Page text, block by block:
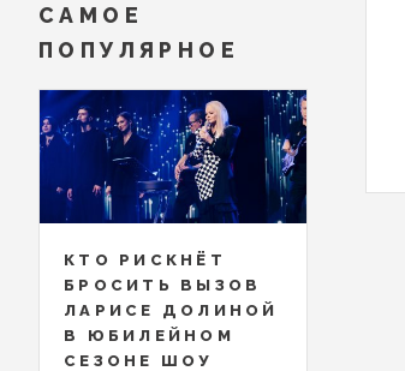
САМОЕ
ПОПУЛЯРНОЕ
КТО РИСКНЁТ
БРОСИТЬ ВЫЗОВ
ЛАРИСЕ ДОЛИНОЙ
В ЮБИЛЕЙНОМ
СЕЗОНЕ ШОУ